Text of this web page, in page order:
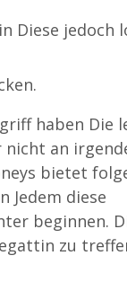
Diese jedoch
haben Die
nicht an
bietet
Jedem diese
beginnen.
zu